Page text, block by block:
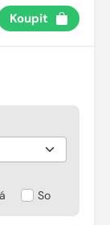
Koupit
So